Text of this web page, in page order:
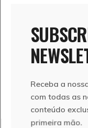
RELATED
Receba a
com todas as
conteúdo
primeira mão.